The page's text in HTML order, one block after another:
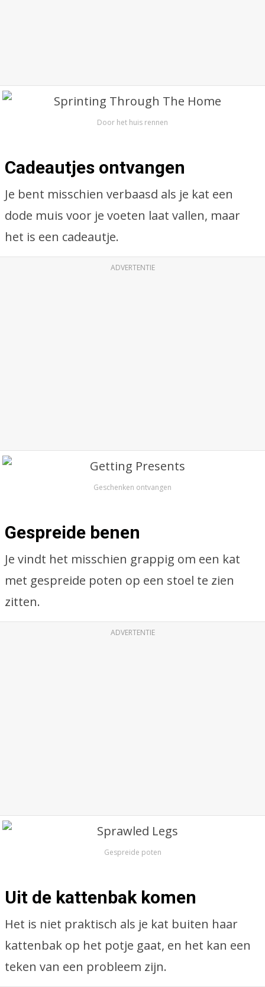
Door het huis rennen
Cadeautjes ontvangen
Je bent misschien verbaasd als je kat een
dode muis voor je voeten laat vallen, maar
het is een cadeautje.
ADVERTENTIE
Geschenken ontvangen
Gespreide benen
Je vindt het misschien grappig om een kat
met gespreide poten op een stoel te zien
zitten.
ADVERTENTIE
Gespreide poten
Uit de kattenbak komen
Het is niet praktisch als je kat buiten haar
kattenbak op het potje gaat, en het kan een
teken van een probleem zijn.